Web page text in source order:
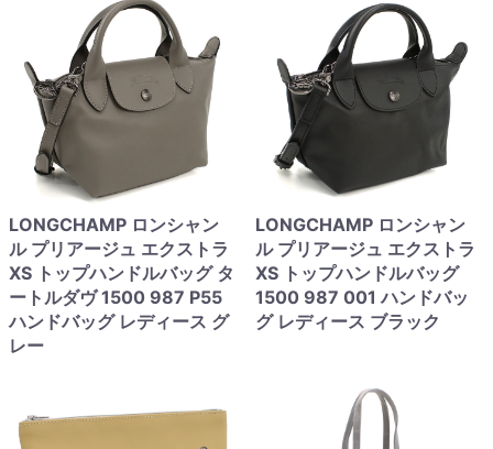
LONGCHAMP ロンシャン
ル プリアージュ エクストラ
XS トップハンドルバッグ タ
ートルダヴ 1500 987 P55
ハンドバッグ レディース グ
レー
LONGCHAMP ロンシャン
ル プリアージュ エクストラ
XS トップハンドルバッグ
1500 987 001 ハンドバッ
グ レディース ブラック